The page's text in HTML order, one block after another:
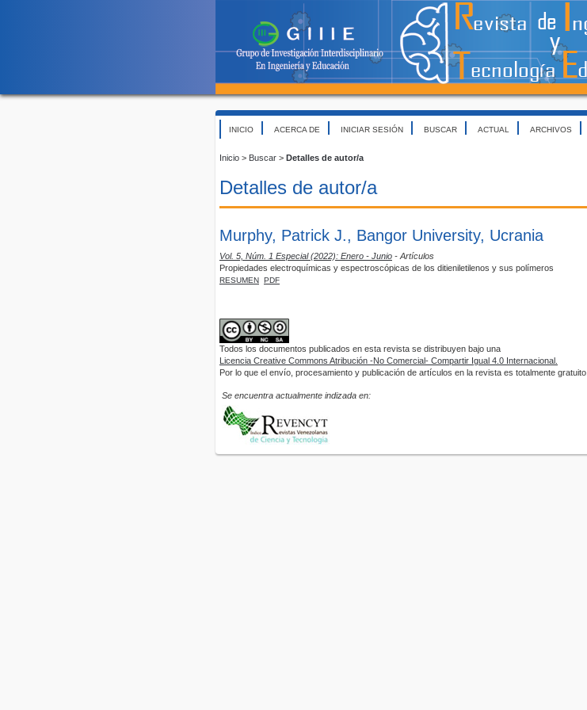
INICIO ACERCA DE INICIAR SESIÓN BUSCAR ACTUAL ARCHIVOS
Inicio > Buscar > Detalles de autor/a
Detalles de autor/a
Murphy, Patrick J., Bangor University, Ucrania
Vol. 5, Núm. 1 Especial (2022): Enero - Junio - Artículos
Propiedades electroquímicas y espectroscópicas de los ditieniletilenos y sus polímeros
RESUMEN PDF
Todos los documentos publicados en esta revista se distribuyen bajo una
Licencia Creative Commons Atribución -No Comercial- Compartir Igual 4.0 Internacional.
Por lo que el envío, procesamiento y publicación de artículos en la revista es totalmente gratuito.
Se encuentra actualmente indizada en: